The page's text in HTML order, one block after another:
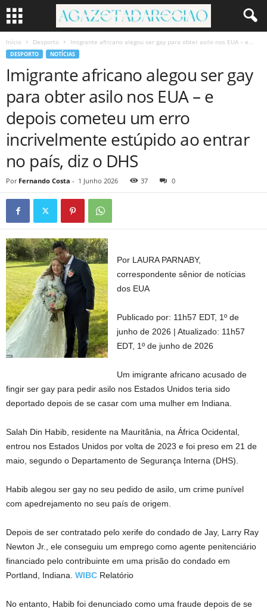
Início Desporto Imigrante africano alegou ser gay para obter asilo nos EUA – e...
DESPORTO NOTÍCIAS
Imigrante africano alegou ser gay
para obter asilo nos EUA – e
depois cometeu um erro
incrivelmente estúpido ao entrar
no país, diz o DHS
Por Fernando Costa - 1 Junho 2026 37 0
Por LAURA PARNABY,
correspondente sênior de notícias
dos EUA
Publicado por: 11h57 EDT, 1º de
junho de 2026 |Atualizado: 11h57
EDT, 1º de junho de 2026
Um imigrante africano acusado de
fingir ser gay para pedir asilo nos Estados Unidos teria sido
deportado depois de se casar com uma mulher em Indiana.
Salah Din Habib, residente na Mauritânia, na África Ocidental,
entrou nos Estados Unidos por volta de 2023 e foi preso em 21 de
maio, segundo o Departamento de Segurança Interna (DHS).
Habib alegou ser gay no seu pedido de asilo, um crime punível
com apedrejamento no seu país de origem.
Depois de ser contratado pelo xerife do condado de Jay, Larry Ray
Newton Jr., ele conseguiu um emprego como agente penitenciário
financiado pelo contribuinte em uma prisão do condado em
Portland, Indiana. WIBC Relatório
No entanto, Habib foi denunciado como uma fraude depois de se